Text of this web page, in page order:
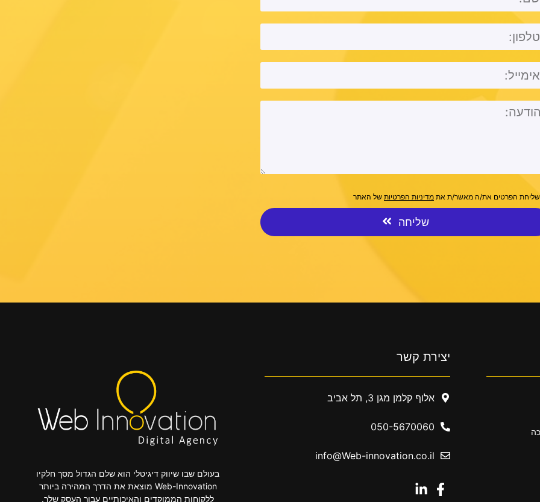
הפרטים את/ה מאשר/ת את מדיניות הפרטיות של האתר
שליחה
יצירת קשר
אלוף קלמן מגן 3, תל אביב
050-5670060
info@Web-innovation.co.il
בעולם שבו שיווק דיגיטלי הוא שלם הגדול מסך חלקיו
Web-Innovation מוצאת את הדרך המהירה ביותר
ללקוחות הממוקדים והאיכותיים עבור העסק שלך.